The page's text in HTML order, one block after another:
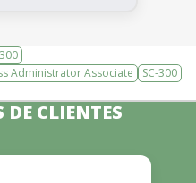
Administrator Associate
SC-300
CLIENTES